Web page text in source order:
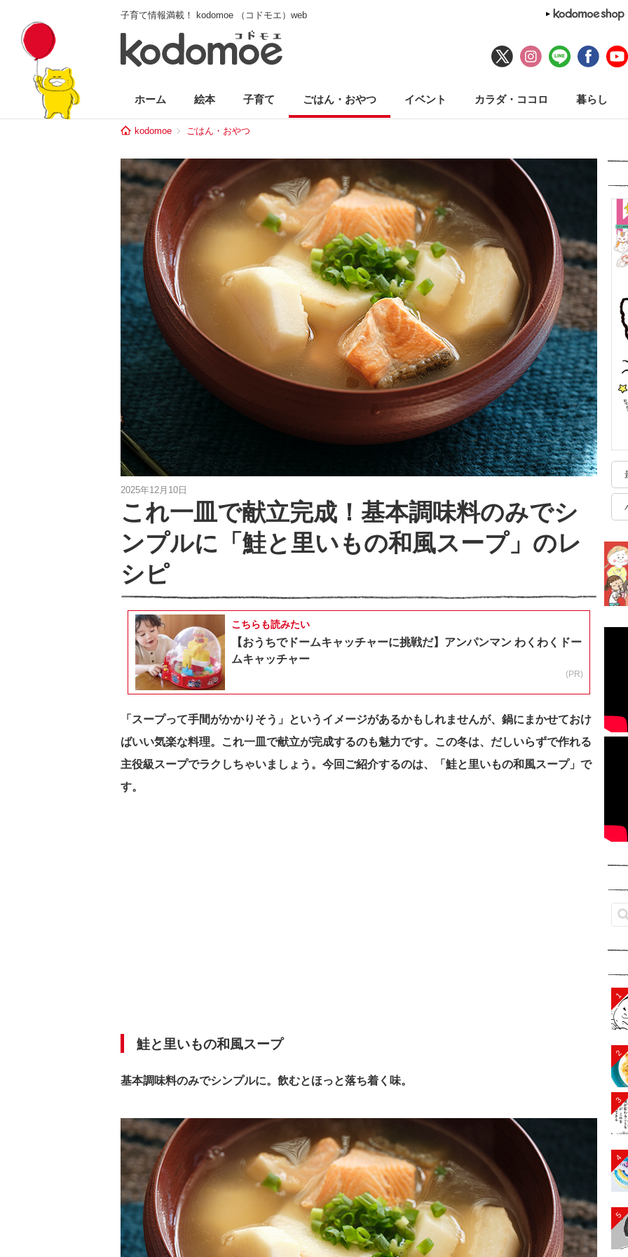
子育て情報満載！ kodomoe （コドモエ）web
ホーム 絵本 子育て ごはん・おやつ イベント カラダ・ココロ 暮らし
kodomoe ごはん・おやつ
2025年12月10日
これ一皿で献立完成！基本調味料のみでシ
ンプルに「鮭と里いもの和風スープ」のレ
シピ
こちらも読みたい
【おうちでドームキャッチャーに挑戦だ】アンパンマン わくわくドー
ムキャッチャー
(PR)
「スープって手間がかかりそう」というイメージがあるかもしれませんが、鍋にまかせておけ
ばいい気楽な料理。これ一皿で献立が完成するのも魅力です。この冬は、だしいらずで作れる
主役級スープでラクしちゃいましょう。今回ご紹介するのは、「鮭と里いもの和風スープ」で
す。
鮭と里いもの和風スープ
基本調味料のみでシンプルに。飲むとほっと落ち着く味。
1
2
3
4
5